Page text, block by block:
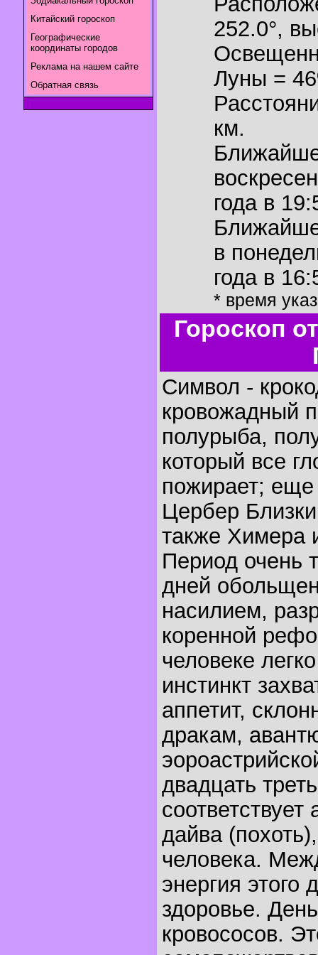
Китайский гороскоп
Географические
координаты городов
Реклама на нашем сайте
Обратная связь
252.0°,
Луны =
км.
года в
в
года в
* время
Гороскоп
Символ -
кровожадный
полурыба,
который все
пожирает;
Цербер
также Химера
Период очень
дней
насилием,
коренной
человеке
инстинкт
аппетит,
дракам,
двадцать
дайва
человека.
энергия этого
здоровье.
кровососов.